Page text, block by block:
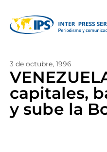
3 de octubre, 1996
capitales,
y sube la